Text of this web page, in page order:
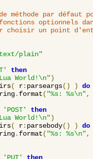
méthode par défaut
optionnels
choisir un point
plain"
then
World!\n")
( r: parseargs() )
do
. format( "%s: %s\n",
'POST'
then
World!\n")
( r: parsebody() )
do
. format( "%s: %s\n",